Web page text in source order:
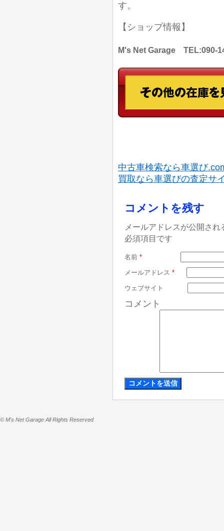
す。
【ショップ情報】
M's Net Garage TEL:090-
中古車検索なら車選び
買取なら車選びの査定サ
コメントを残す
メールアドレスが公開さ
必須項目です
名前 *
メールアドレス *
ウェブサイト
コメント
© M's Net Garage All Rights Reserved